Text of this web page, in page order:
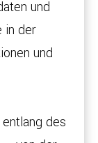
und
in der
und
des